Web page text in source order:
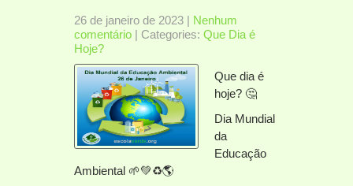
26 de janeiro de 2023 | Nenhum
comentário | Categories: Que Dia é
Hoje?
Que dia é
hoje? 🤔
Dia Mundial
da
Educação
Ambiental 🌱💚♻️🌎